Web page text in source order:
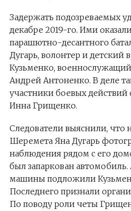
Задержать подозреваемых
декабре 2019-го. Ими
парашютно-десантного
Дугарь, волонтер и детский
Кузьменко,
Андрей Антоненко. В деле
участники боевых действий
Инна Грищенко.
Следователи выяснили, что
Шеремета Яна Дугарь
наблюдения рядом с его
был запаркован
машины подложили
Последнего признали
По поводу роли четы